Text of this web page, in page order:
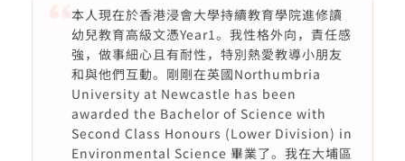
本人現在於香港浸會大學持續教育學院進修讀
幼兒教育高級文憑Year1。我性格外向，責任感
強，做事細心且有耐性，特別熱愛教導小朋友
和與他們互動。剛剛在英國Northumbria
University at Newcastle has been
awarded the Bachelor of Science with
Second Class Honours (Lower Division) in
Environmental Science 畢業了。我在大埔區